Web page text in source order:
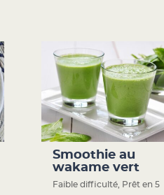
Smoothie au
wakame vert
Faible difficulté, Prêt en 5